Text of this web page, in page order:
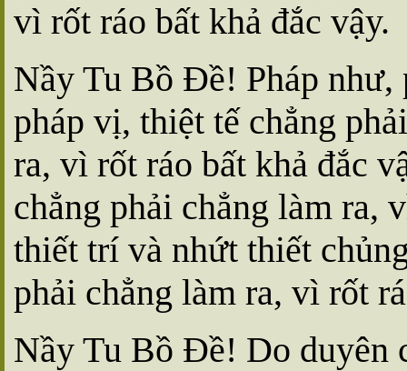
vì rốt ráo bất khả đắc vậy.
Nầy Tu Bồ Ðề! Pháp như,
pháp vị, thiệt tế chẳng
ra, vì rốt ráo bất khả đắc
chẳng phải chẳng làm ra,
thiết trí và nhứt thiết
phải chẳng làm ra, vì rốt
Nầy Tu Bồ Ðề! Do duyên